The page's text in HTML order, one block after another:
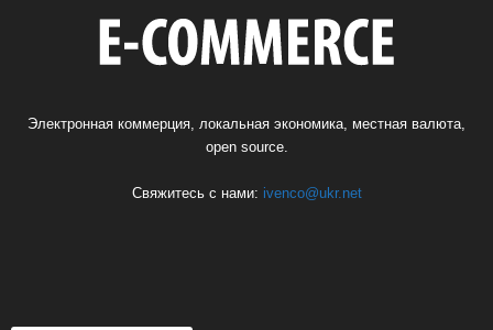
Электронная коммерция, локальная экономика, местная валюта,
open source.
Свяжитесь с нами: ivenco@ukr.net